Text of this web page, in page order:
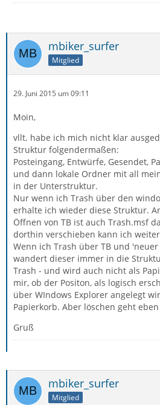
mbiker_surfer
Mitglied
29. Juni 2015 um 09:11
Moin,
vllt. habe ich mich nicht klar
Struktur folgendermaßen:
Posteingang, Entwürfe, Gesendet,
und dann lokale Ordner mit all
in der Unterstruktur.
Nur wenn ich Trash über den
erhalte ich wieder diese Struktur.
Öffnen von TB ist auch Trash.msf
dorthin verschieben kann ich
Wenn ich Trash über TB und
wandert dieser immer in die
Trash - und wird auch nicht als
mir, ob der Positon, als logisch
über WIndows Explorer angelegt
Papierkorb. Aber löschen geht
Gruß
mbiker_surfer
Mitglied